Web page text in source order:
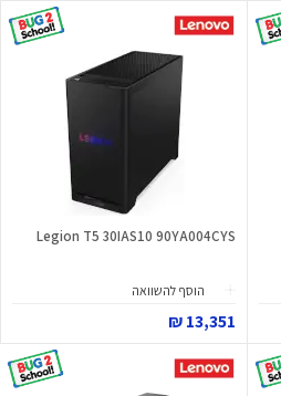
Legion T5 30IAS10 90YA004CYS
הוסף להשוואה
13,351 ₪